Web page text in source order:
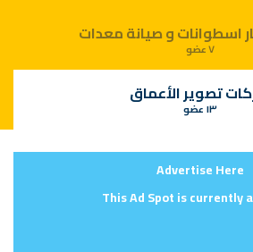
اسطوانات و صيانة معدات
٧ عضو
تصوير الأعماق
١٣ عضو
Advertise Here
This Ad Spot is currently